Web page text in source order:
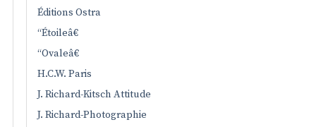
Éditions Ostra
“Étoileâ€
“Ovaleâ€
H.C.W. Paris
J. Richard-Kitsch Attitude
J. Richard-Photographie